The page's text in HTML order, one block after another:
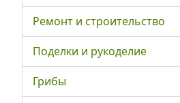
Ремонт и строительство
Поделки и рукоделие
Грибы